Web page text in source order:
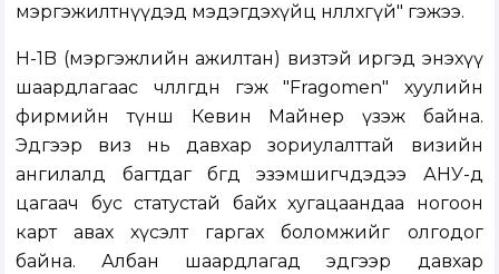
мэргэжилтнүүдэд мэдэгдэхүйц нөлөөлөхгүй" гэжээ.
H-1B (мэргэжлийн ажилтан) визтэй иргэд энэхүү
шаардлагаас чөлөөлөгдөнө гэж "Fragomen" хуулийн
фирмийн түнш Кевин Майнер үзэж байна.
Эдгээр виз нь давхар зориулалттай визийн
ангилалд багтдаг бөгөөд эзэмшигчдэдээ АНУ-д
цагаач бус статустай байх хугацаандаа ногоон
карт авах хүсэлт гаргах боломжийг олгодог
байна. Албан шаардлагад эдгээр давхар